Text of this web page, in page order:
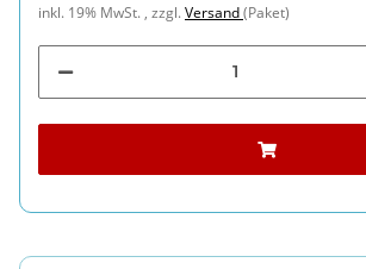
inkl. 19% MwSt. , zzgl.Versand(Paket)